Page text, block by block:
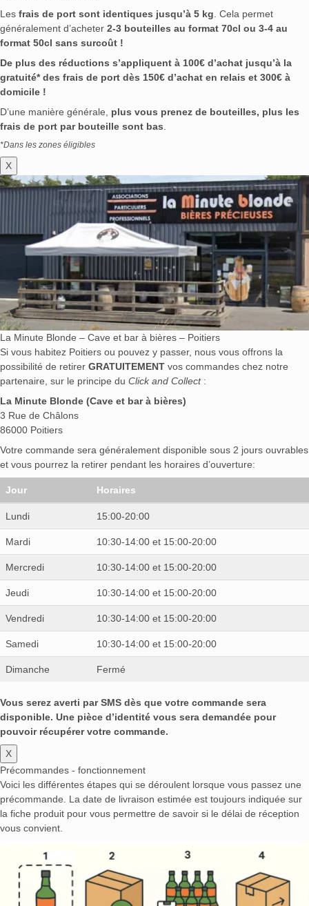
Les frais de port sont identiques jusqu’à 5 kg . Cela permet
généralement d’acheter 2-3 bouteilles au format 70cl ou 3-4 au
format 50cl sans surcoût !
De plus des réductions s’appliquent à 100€ d’achat jusqu’à la
gratuité* des frais de port dès 150€ d’achat en relais et 300€ à
domicile !
D’une manière générale, plus vous prenez de bouteilles, plus les
frais de port par bouteille sont bas
*Dans les zones éligibles
X
La Minute Blonde – Cave et bar à bières – Poitiers
Si vous habitez Poitiers ou pouvez y passer, nous vous offrons la
possibilité de retirer GRATUITEMENT vos commandes chez notre
partenaire, sur le principe du Click and Collect:
La Minute Blonde (Cave et bar à bières)
3 Rue de Châlons
86000 Poitiers
Votre commande sera généralement disponible sous 2 jours ouvrables
et vous pourrez la retirer pendant les horaires d’ouverture:
Jour Horaires
Lundi 15:00-20:00
Mardi 10:30-14:00 et 15:00-20:00
Mercredi 10:30-14:00 et 15:00-20:00
Jeudi 10:30-14:00 et 15:00-20:00
Vendredi 10:30-14:00 et 15:00-20:00
Samedi 10:30-14:00 et 15:00-20:00
Dimanche Fermé
Vous serez averti par SMS dès que votre commande sera
disponible. Une pièce d’identité vous sera demandée pour
pouvoir récupérer votre commande.
X
Précommandes - fonctionnement
Voici les différentes étapes qui se déroulent lorsque vous passez une
précommande. La date de livraison estimée est toujours indiquée sur
la fiche produit pour vous permettre de savoir si le délai de réception
vous convient.